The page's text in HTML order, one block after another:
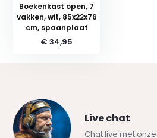
Boekenkast open, 7
vakken, wit, 85x22x76
cm, spaanplaat
€ 34,95
Live chat
Chat live met